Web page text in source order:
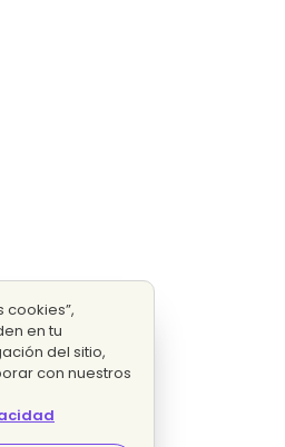
cookies”,
en tu
del sitio,
con nuestros